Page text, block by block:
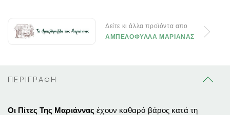
Δείτε κι άλλα προϊόντα απο
ΑΜΠΕΛΟΦΥΛΛΑ ΜΑΡΙΑΝΑΣ
ΠΕΡΙΓΡΑΦΗ
Οι Πίτες Της Μαριάννας έχουν καθαρό βάρος κατά τη